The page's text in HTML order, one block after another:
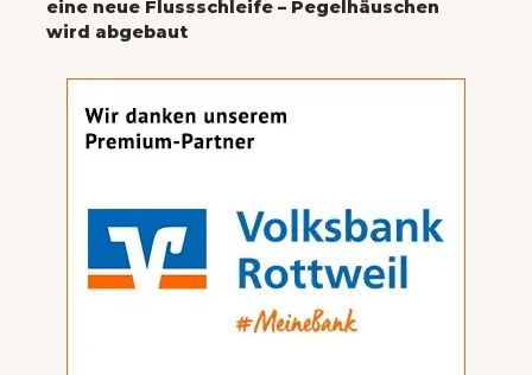
eine neue Flussschleife – Pegelhäuschen
wird abgebaut